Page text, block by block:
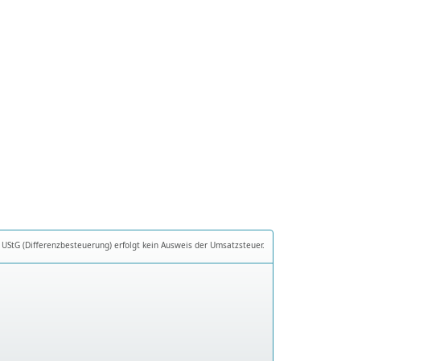
(Differenzbesteuerung) erfolgt kein Ausweis der Umsatzsteuer.